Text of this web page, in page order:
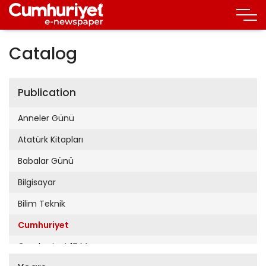
Catalog
Publication
Anneler Günü
Atatürk Kitapları
Babalar Günü
Bilgisayar
Bilim Teknik
Cumhuriyet
Cumhuriyet 19 Mayıs